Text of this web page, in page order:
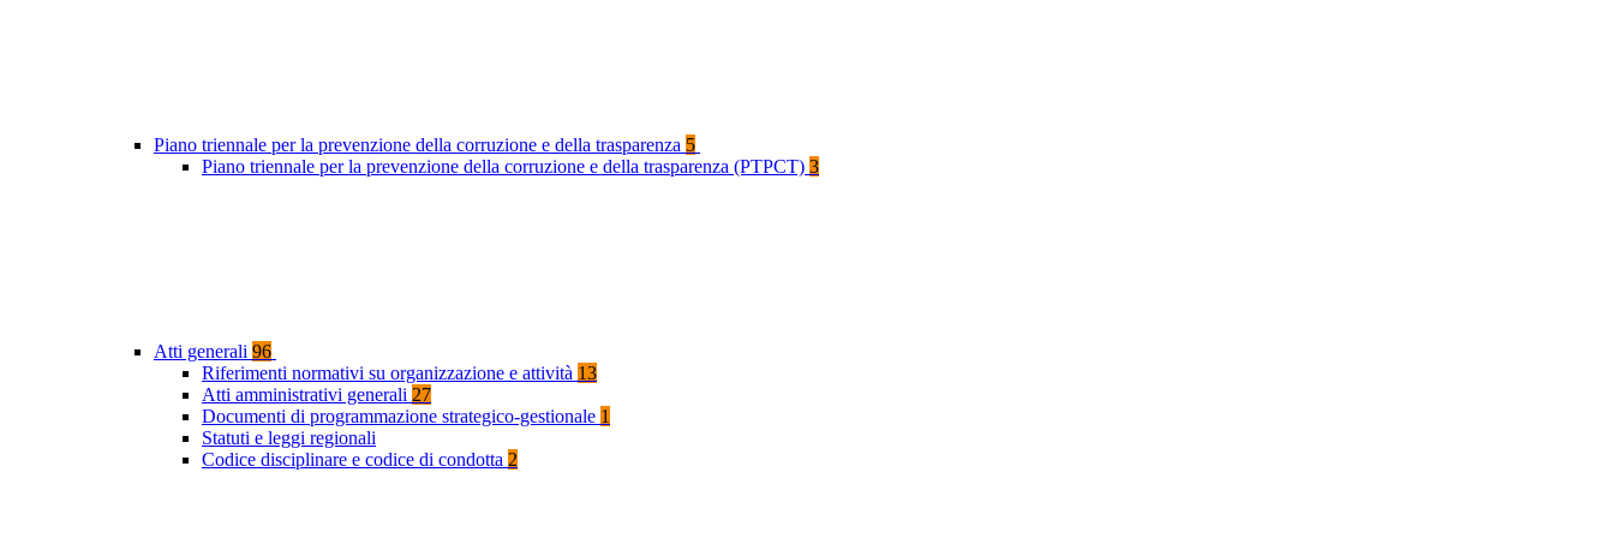
Piano triennale per la prevenzione della corruzione e della trasparenza 5
Piano triennale per la prevenzione della corruzione e della trasparenza (PTPCT) 3
Atti generali 96
Riferimenti normativi su organizzazione e attività 13
Atti amministrativi generali 27
Documenti di programmazione strategico-gestionale 1
Statuti e leggi regionali
Codice disciplinare e codice di condotta 2